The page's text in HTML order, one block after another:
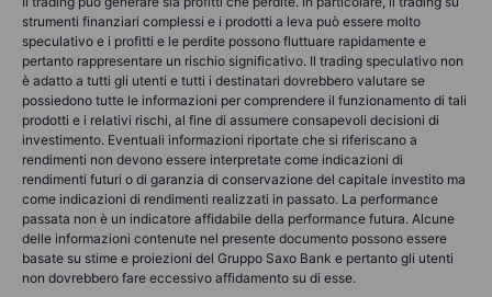
strumenti finanziari complessi e i prodotti a leva può essere molto
speculativo e i profitti e le perdite possono fluttuare rapidamente e
pertanto rappresentare un rischio significativo. Il trading speculativo non
è adatto a tutti gli utenti e tutti i destinatari dovrebbero valutare se
possiedono tutte le informazioni per comprendere il funzionamento di tali
prodotti e i relativi rischi, al fine di assumere consapevoli decisioni di
investimento. Eventuali informazioni riportate che si riferiscano a
rendimenti non devono essere interpretate come indicazioni di
rendimenti futuri o di garanzia di conservazione del capitale investito ma
come indicazioni di rendimenti realizzati in passato. La performance
passata non è un indicatore affidabile della performance futura. Alcune
delle informazioni contenute nel presente documento possono essere
basate su stime e proiezioni del Gruppo Saxo Bank e pertanto gli utenti
non dovrebbero fare eccessivo affidamento su di esse.